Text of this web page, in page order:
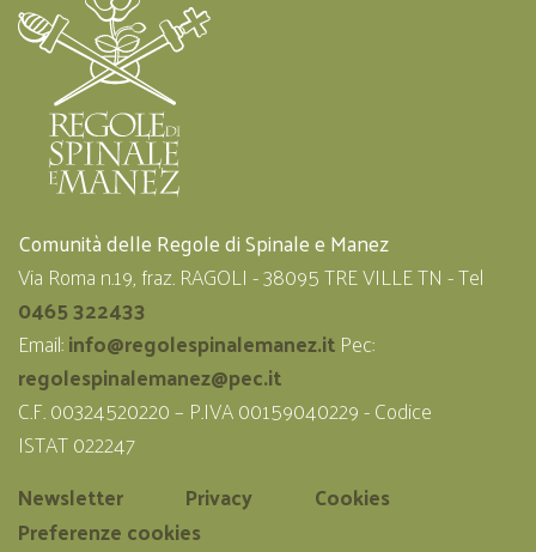
Comunità delle Regole di Spinale e Manez
Via Roma n.19, fraz. RAGOLI - 38095 TRE VILLE TN - Tel
0465 322433
Email:info@regolespinalemanez.itPec:
regolespinalemanez@pec.it
C.F. 00324520220 – P.IVA 00159040229 - Codice
ISTAT 022247
Newsletter
Privacy
Cookies
Preferenze cookies